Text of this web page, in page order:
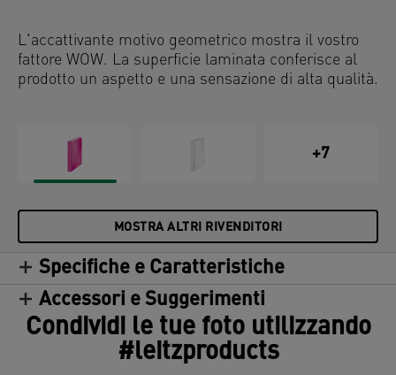
L'accattivante motivo geometrico mostra il vostro
fattore WOW. La superficie laminata conferisce al
prodotto un aspetto e una sensazione di alta qualità.
+7
MOSTRA ALTRI RIVENDITORI
Specifiche e Caratteristiche
Accessori e Suggerimenti
Condividi le tue foto utilizzando
#leitzproducts